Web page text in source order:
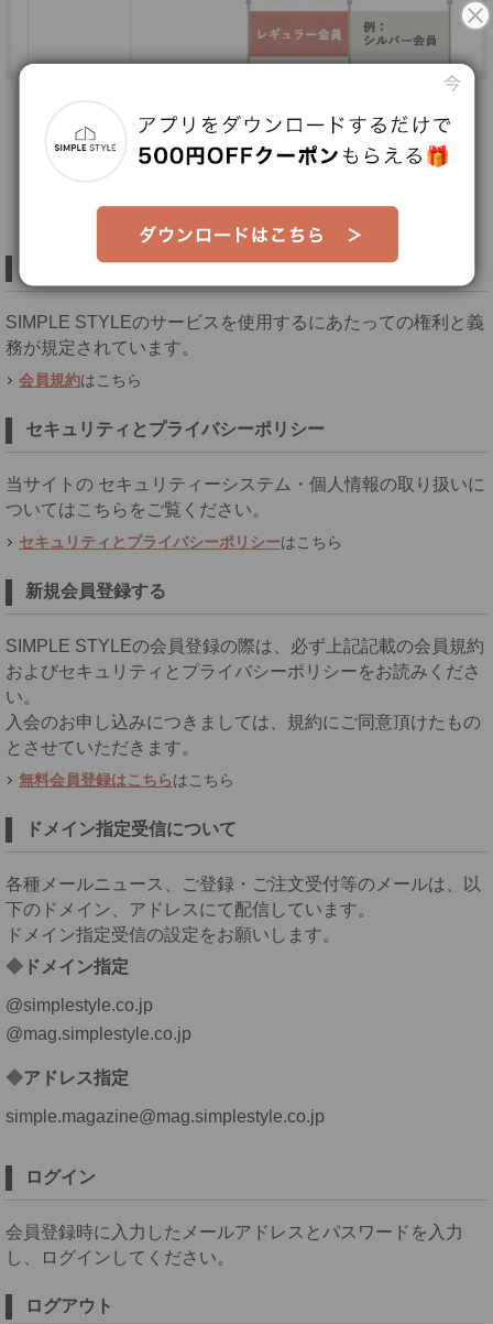
新規会員登録をすると、まずはレギュラー会員からスタートとなります。
新規会員登録日の翌月1日AM3:00に会員ランクが更新されます。
SIMPLE STYLEのサービスを使用するにあたっての権利と義
務が規定されています。
会員規約はこちら
セキュリティとプライバシーポリシー
当サイトの セキュリティーシステム・個人情報の取り扱いに
ついてはこちらをご覧ください。
セキュリティとプライバシーポリシーはこちら
新規会員登録する
SIMPLE STYLEの会員登録の際は、必ず上記記載の会員規約
およびセキュリティとプライバシーポリシーをお読みくださ
い。
入会のお申し込みにつきましては、規約にご同意頂けたもの
とさせていただきます。
無料会員登録はこちらはこちら
ドメイン指定受信について
各種メールニュース、ご登録・ご注文受付等のメールは、以
下のドメイン、アドレスにて配信しています。
ドメイン指定受信の設定をお願いします。
ドメイン指定
@simplestyle.co.jp
@mag.simplestyle.co.jp
アドレス指定
simple.magazine@mag.simplestyle.co.jp
ログイン
会員登録時に入力したメールアドレスとパスワードを入力
し、ログインしてください。
ログアウト